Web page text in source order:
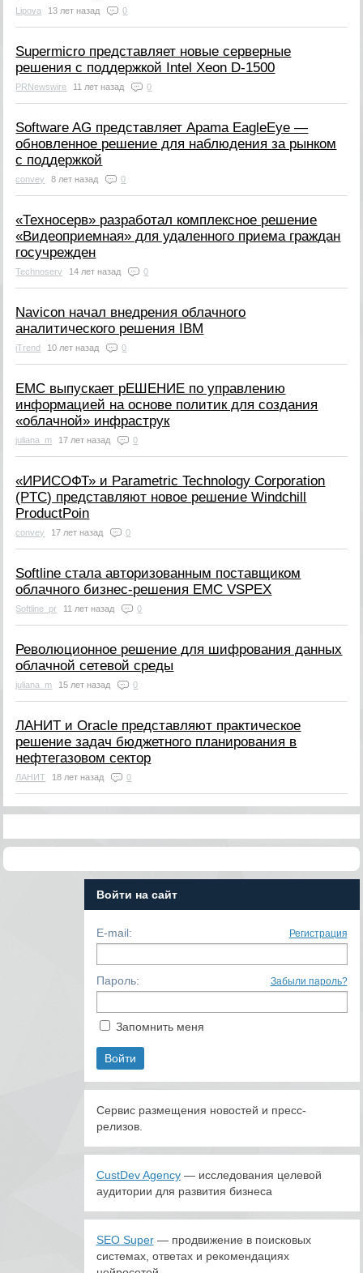
Lipova 13 лет назад 0
Supermicro представляет новые серверные
решения с поддержкой Intel Xeon D-1500
PRNewswire 11 лет назад 0
Software AG представляет Apama EagleEye —
обновленное решение для наблюдения за рынком
с поддержкой
convey 8 лет назад 0
«Техносерв» разработал комплексное решение
«Видеоприемная» для удаленного приема граждан
госучрежден
Technoserv 14 лет назад 0
Navicon начал внедрения облачного
аналитического решения IBM
iTrend 10 лет назад 0
EMC выпускает рЕШЕНИЕ по управлению
информацией на основе политик для создания
«облачной» инфраструк
juliana_m 17 лет назад 0
«ИРИСОФТ» и Parametric Technology Corporation
(PTC) представляют новое решение Windchill
ProductPoin
convey 17 лет назад 0
Softline стала авторизованным поставщиком
облачного бизнес-решения EMC VSPEX
Softline_pr 11 лет назад 0
Революционное решение для шифрования данных
облачной сетевой среды
juliana_m 15 лет назад 0
ЛАНИТ и Oracle представляют практическое
решение задач бюджетного планирования в
нефтегазовом сектор
ЛАНИТ 18 лет назад 0
Войти на сайт
E-mail: Регистрация
Пароль: Забыли пароль?
Запомнить меня
Сервис размещения новостей и пресс-
релизов.
CustDev Agency— исследования целевой
аудитории для развития бизнеса
SEO Super— продвижение в поисковых
системах, ответах и рекомендациях